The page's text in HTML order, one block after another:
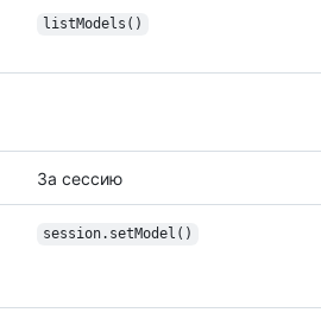
listModels()
За сессию
session.setModel()